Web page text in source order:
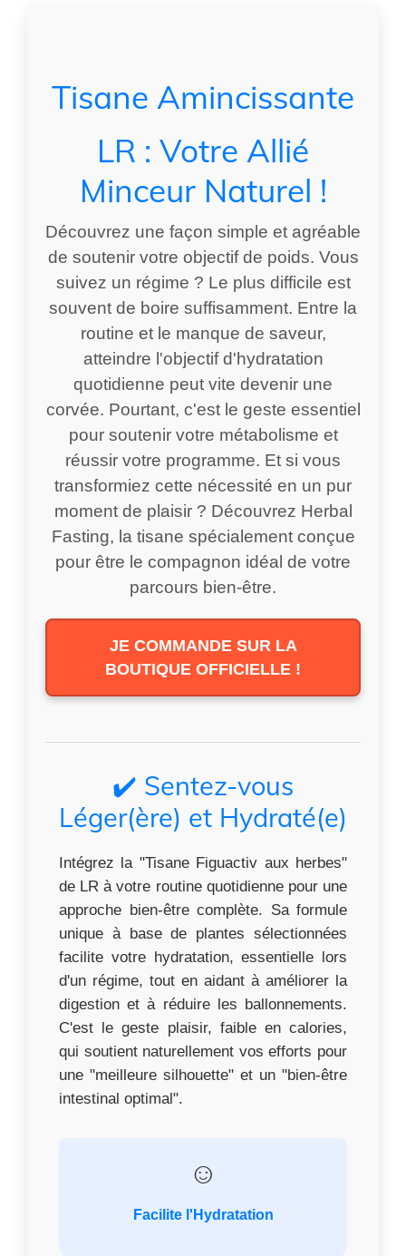
Tisane Amincissante
LR : Votre Allié
Minceur Naturel !
Découvrez une façon simple et agréable
de soutenir votre objectif de poids. Vous
suivez un régime ? Le plus difficile est
souvent de boire suffisamment. Entre la
routine et le manque de saveur,
atteindre l'objectif d'hydratation
quotidienne peut vite devenir une
corvée. Pourtant, c'est le geste essentiel
pour soutenir votre métabolisme et
réussir votre programme. Et si vous
transformiez cette nécessité en un pur
moment de plaisir ? Découvrez Herbal
Fasting, la tisane spécialement conçue
pour être le compagnon idéal de votre
parcours bien-être.
JE COMMANDE SUR LA
BOUTIQUE OFFICIELLE !
✔️ Sentez-vous
Léger(ère) et Hydraté(e)
Intégrez la "Tisane Figuactiv aux herbes"
de LR à votre routine quotidienne pour une
approche bien-être complète. Sa formule
unique à base de plantes sélectionnées
facilite votre hydratation, essentielle lors
d'un régime, tout en aidant à améliorer la
digestion et à réduire les ballonnements.
C'est le geste plaisir, faible en calories,
qui soutient naturellement vos efforts pour
une "meilleure silhouette" et un "bien-être
intestinal optimal".
☺️
Facilite l'Hydratation